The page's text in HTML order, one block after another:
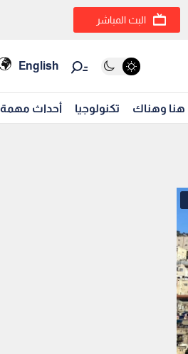
البث المباشر
English
هنا وهناك تكنولوجيا أحداث مهمة